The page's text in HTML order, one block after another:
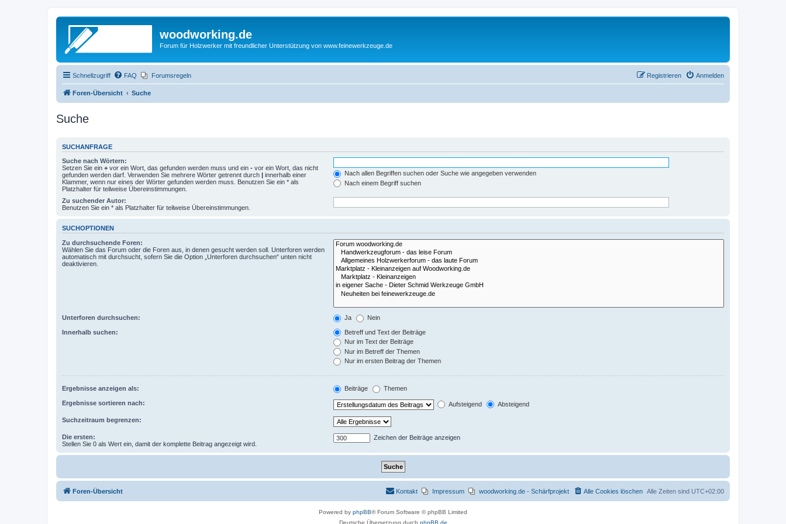
woodworking.de
Forum für Holzwerker mit freundlicher Unterstützung von www.feinewerkzeuge.de
Schnellzugriff FAQ Forumsregeln Anmelden
Registrieren
Foren-Übersicht Suche
Suche
SUCHANFRAGE
Suche nach Wörtern:
Setzen Sie ein + vor ein Wort, das gefunden werden muss und ein - vor ein Wort, das nicht
gefunden werden darf. Verwenden Sie mehrere Wörter getrennt durch | innerhalb einer
Klammer, wenn nur eines der Wörter gefunden werden muss. Benutzen Sie ein * als
Platzhalter für teilweise Übereinstimmungen.
Nach allen Begriffen suchen oder Suche wie angegeben verwenden
Nach einem Begriff suchen
Zu suchender Autor:
Benutzen Sie ein * als Platzhalter für teilweise Übereinstimmungen.
SUCHOPTIONEN
Zu durchsuchende Foren:
Wählen Sie das Forum oder die Foren aus, in denen gesucht werden soll. Unterforen werden
automatisch mit durchsucht, sofern Sie die Option „Unterforen durchsuchen“ unten nicht
deaktivieren.
Unterforen durchsuchen: Ja Nein
Innerhalb suchen:
Betreff und Text der Beiträge
Nur im Text der Beiträge
Nur im Betreff der Themen
Nur im ersten Beitrag der Themen
Ergebnisse anzeigen als: Beiträge Themen
Ergebnisse sortieren nach: Aufsteigend Absteigend
Suchzeitraum begrenzen:
Die ersten:
Stellen Sie 0 als Wert ein, damit der komplette Beitrag angezeigt wird.
Zeichen der Beiträge anzeigen
Foren-Übersicht Alle Zeiten sind UTC+02:00
Alle Cookies löschen
woodworking.de - Schärfprojekt
Impressum
Kontakt
Powered by phpBB® Forum Software © phpBB Limited
Deutsche Übersetzung durch phpBB.de